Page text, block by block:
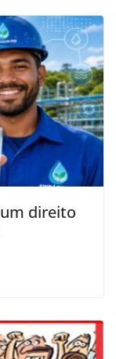
direito